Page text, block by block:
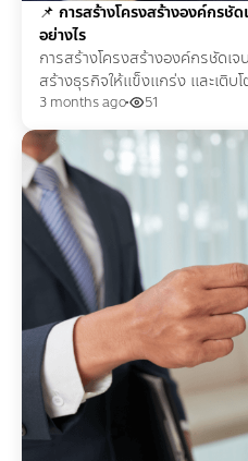
📌 การสร้างโครงสร้างองค์กรชั
อย่างไร
การสร้างโครงสร้างองค์กรชัดเ
สร้างธุรกิจให้แข็งแกร่ง และเติ
ความผิดพลาดที่อาจเกิดขึ้นในอนาค
3 months ago 51